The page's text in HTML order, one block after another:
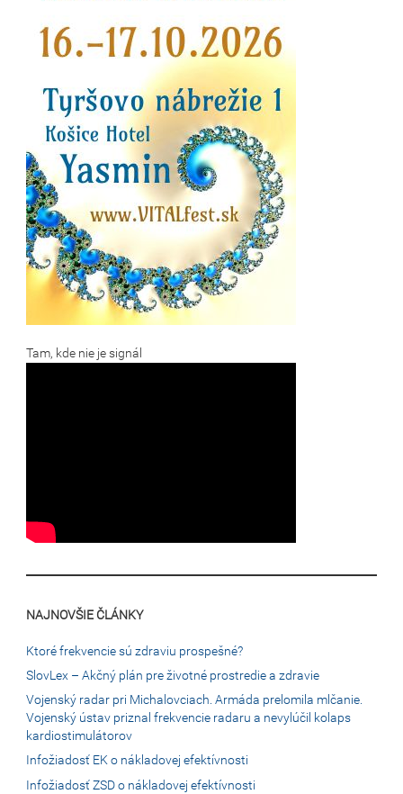
Tam, kde nie je signál
NAJNOVŠIE ČLÁNKY
Ktoré frekvencie sú zdraviu prospešné?
SlovLex – Akčný plán pre životné prostredie a zdravie
Vojenský radar pri Michalovciach. Armáda prelomila mlčanie.
Vojenský ústav priznal frekvencie radaru a nevylúčil kolaps
kardiostimulátorov
Infožiadosť EK o nákladovej efektívnosti
Infožiadosť ZSD o nákladovej efektívnosti